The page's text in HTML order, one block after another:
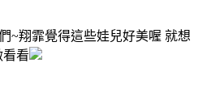
~翔霏覺得這些娃兒好美喔 就想
看看